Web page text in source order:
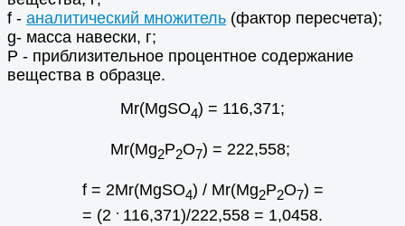
f - аналитический множитель (фактор пересчета);
g- масса навески, г;
Р - приблизительное процентное содержание
вещества в образце.
Мr(MgSO4) = 116,371;
Mr(Mg2P2O7) = 222,558;
f = 2Мr(MgSO4) / Mr(Mg2P2O7) =
= (2 . 116,371)/222,558 = 1,0458.